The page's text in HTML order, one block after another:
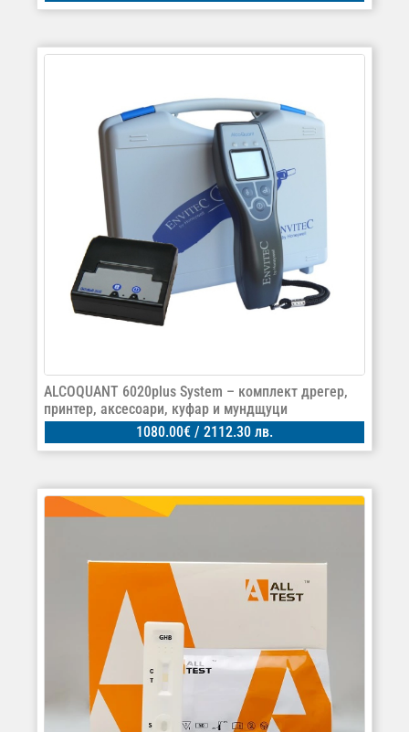
ALCOQUANT 6020plus System – комплект дрегер,
принтер, аксесоари, куфар и мундщуци
1080.00€ / 2112.30 лв.